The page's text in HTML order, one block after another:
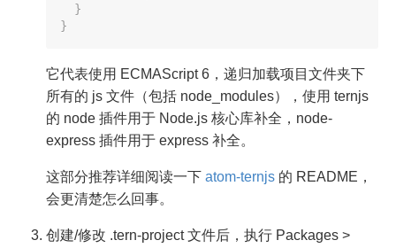
}
}
它代表使用 ECMAScript 6，递归加载项目文件夹下
所有的 js 文件（包括 node_modules），使用 ternjs
的 node 插件用于 Node.js 核心库补全，node-
express 插件用于 express 补全。
这部分推荐详细阅读一下 atom-ternjs 的 README，
会更清楚怎么回事。
创建/修改 .tern-project 文件后，执行 Packages >